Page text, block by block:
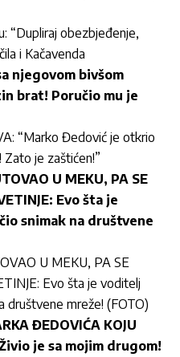
“Dupliraj obezbjeđenje,
i Kačavenda
njegovom bivšom
brat! Poručio mu je
“Marko Đedović je otkrio
Zato je zaštićen!”
U MEKU, PA SE
Evo šta je
snimak na društvene
U MEKU, PA SE
Evo šta je voditelj
društvene mreže! (FOTO)
ĐEDOVIĆA KOJU
je sa mojim drugom!